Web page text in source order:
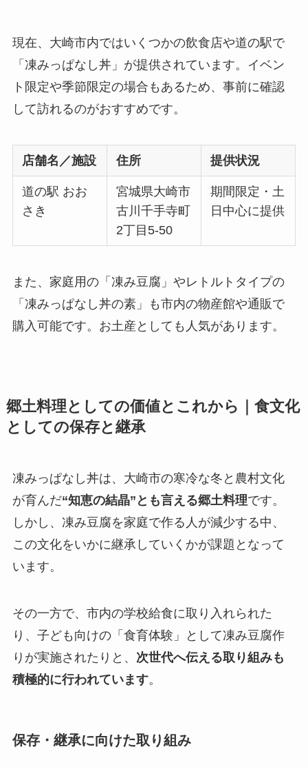
現在、大崎市内ではいくつかの飲食店や道の駅で
「凍みっぱなし丼」が提供されています。イベン
ト限定や季節限定の場合もあるため、事前に確認
して訪れるのがおすすめです。
店舗名／施設 住所 提供状況
道の駅 おお
さき
宮城県大崎市
古川千手寺町
2丁目5-50
期間限定・土
日中心に提供
また、家庭用の「凍み豆腐」やレトルトタイプの
「凍みっぱなし丼の素」も市内の物産館や通販で
購入可能です。お土産としても人気があります。
郷土料理としての価値とこれから｜食文化
としての保存と継承
凍みっぱなし丼は、大崎市の寒冷な冬と農村文化
が育んだ“知恵の結晶”とも言える郷土料理です。
しかし、凍み豆腐を家庭で作る人が減少する中、
この文化をいかに継承していくかが課題となって
います。
その一方で、市内の学校給食に取り入れられた
り、子ども向けの「食育体験」として凍み豆腐作
りが実施されたりと、 次世代へ伝える取り組みも
積極的に行われています。
保存・継承に向けた取り組み